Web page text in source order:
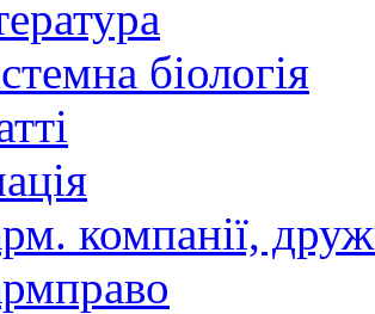
біологія
компанії,